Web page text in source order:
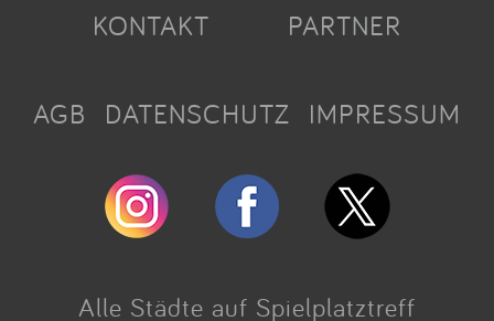
KONTAKT PARTNER
AGB DATENSCHUTZ IMPRESSUM
Alle Städte auf Spielplatztreff